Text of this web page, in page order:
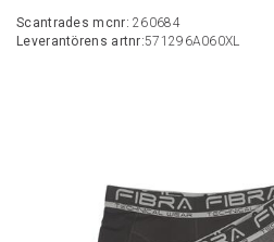
Scantrades mcnr:260684
Leverantörens artnr:571296A060XL